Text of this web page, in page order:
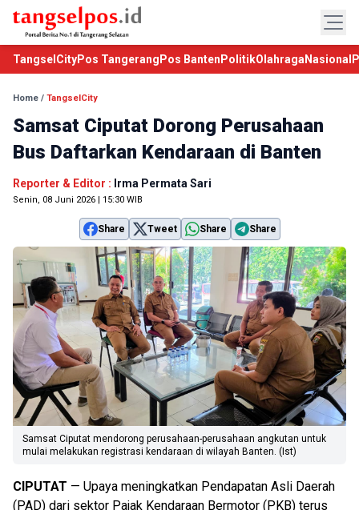
TangselCityPos Tangerang Pos Banten PolitikOlahraga Nasional
Home / TangselCity
Samsat Ciputat Dorong Perusahaan
Bus Daftarkan Kendaraan di Banten
Reporter & Editor : Irma Permata Sari
Senin, 08 Juni 2026 | 15:30 WIB
Share Tweet Share Share
Samsat Ciputat mendorong perusahaan-perusahaan angkutan untuk
mulai melakukan registrasi kendaraan di wilayah Banten. (Ist)
CIPUTAT — Upaya meningkatkan Pendapatan Asli Daerah
(PAD) dari sektor Pajak Kendaraan Bermotor (PKB) terus